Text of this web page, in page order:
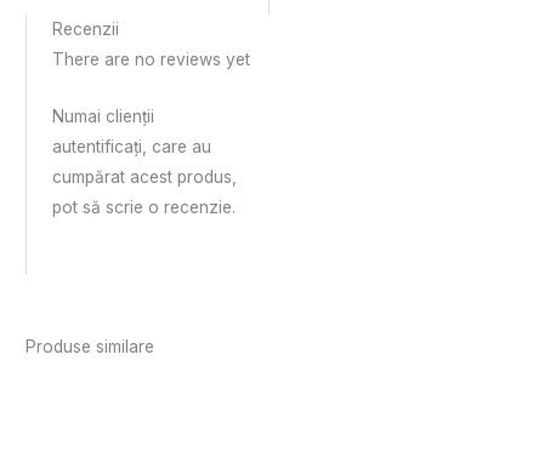
Recenzii
There are no reviews yet
Numai clienții
autentificați, care au
cumpărat acest produs,
pot să scrie o recenzie.
Produse similare